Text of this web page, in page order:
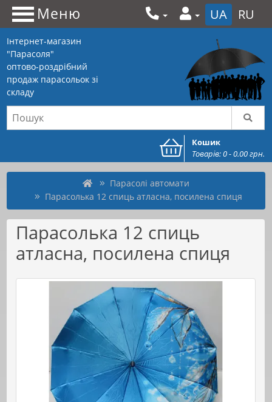
Меню UA RU
Інтернет-магазин
"Парасоля"
оптово-роздрібний
продаж парасольок зі
складу
Кошик
Товарів: 0 - 0.00 грн.
Парасолі автомати
Парасолька 12 спиць атласна, посилена спиця
Парасолька 12 спиць
атласна, посилена спиця